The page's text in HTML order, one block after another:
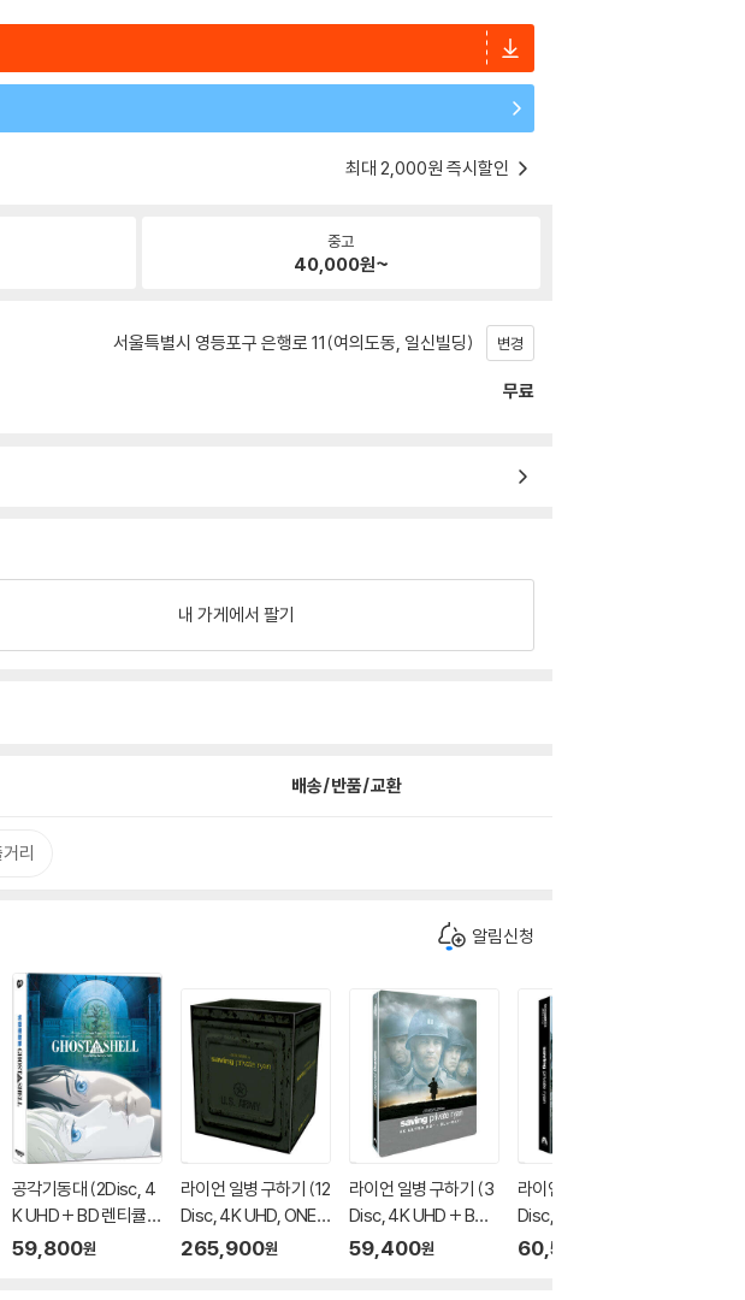
최대 2,000원 즉시할인
중고
40,000원~
서울특별시 영등포구 은행로 11(여의도동, 일신빌딩) 변경
무료
내 가게에서 팔기
배송/반품/교환
리
알림신청
공각기동대 (2Disc, 4
K UHD + BD 렌티큘러
풀슬립 스틸북 한정판
59,800원
라이언 일병 구하기 (12
Disc, 4K UHD, ONE C
LICK BOX 스틸북 한정
265,900원
라이언 일병 구하기 (3
Disc, 4K UHD + BD
+ Bonus BD, 쿼터슬
59,400원
라이언 일병 구하기 (3
Disc, 4K UHD + BD
+ Bonus BD, 렌티큘
60,500